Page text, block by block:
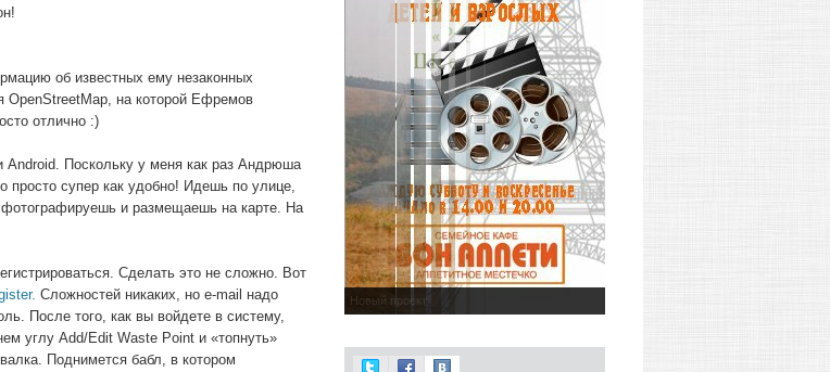
об известных ему незаконных
OpenStreetMap, на которой Ефремов
отлично :)
Android. Поскольку у меня как раз Андрюша
просто супер как удобно! Идешь по улице,
и размещаешь на карте. На
Сделать это не сложно. Вот
Сложностей никаких, но e-mail надо
После того, как вы войдете в систему,
углу Add/Edit Waste Point и «топнуть»
Поднимется бабл, в котором
Новый проект